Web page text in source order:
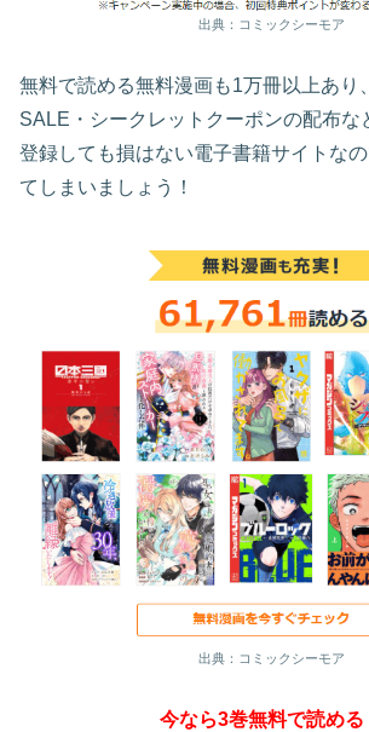
出典：コミックシーモア
無料で読める無料漫画も1万冊以上あり
SALE・シークレットクーポンの配布な
登録しても損はない電子書籍サイトな
てしまいましょう！
出典：コミックシーモア
今なら3巻無料で読める